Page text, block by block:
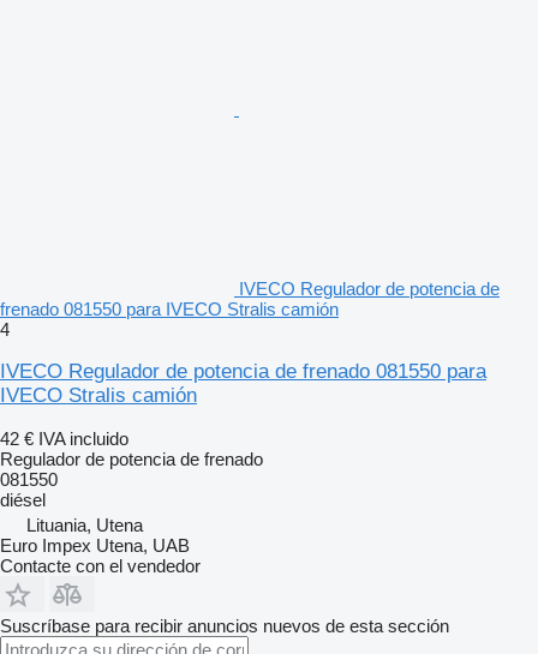
IVECO Regulador de potencia de
frenado 081550 para IVECO Stralis camión
4
IVECO Regulador de potencia de frenado 081550 para
IVECO Stralis camión
42 € IVA incluido
Regulador de potencia de frenado
081550
diésel
Lituania, Utena
Euro Impex Utena, UAB
Contacte con el vendedor
Suscríbase para recibir anuncios nuevos de esta sección